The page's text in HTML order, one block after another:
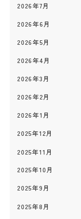
2026年7月
2026年6月
2026年5月
2026年4月
2026年3月
2026年2月
2026年1月
2025年12月
2025年11月
2025年10月
2025年9月
2025年8月